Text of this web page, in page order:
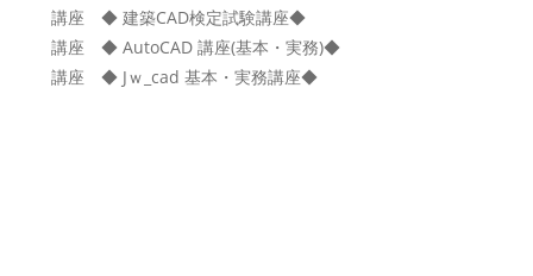
講座 ◆ 建築CAD検定試験講座◆
講座 ◆ AutoCAD 講座(基本・実務)◆
講座 ◆ Jｗ_cad 基本・実務講座◆